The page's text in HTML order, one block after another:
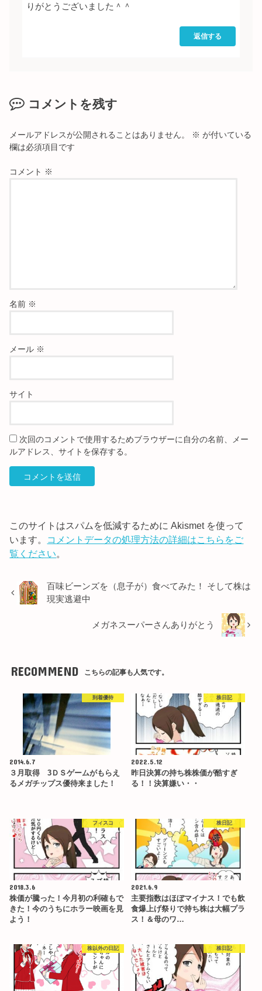
りがとうございました＾＾
返信する
コメントを残す
メールアドレスが公開されることはありません。 ※ が付いている
欄は必須項目です
コメント ※
名前 ※
メール ※
サイト
次回のコメントで使用するためブラウザーに自分の名前、メー
ルアドレス、サイトを保存する。
このサイトはスパムを低減するために Akismet を使って
います。 コメントデータの処理方法の詳細はこちらをご
覧ください。
百味ビーンズを（息子が）食べてみた！ そして株は
現実逃避中
メガネスーパーさんありがとう
RECOMMEND こちらの記事も人気です。
到着優待
2014.6.7
３月取得 3ＤＳゲームがもらえ
るメガチップス優待来ました！
株日記
2022.5.12
昨日決算の持ち株株価が酷すぎ
る！！決算嫌い・・
フィスコ
2018.3.6
株価が騰った！今月初の利確もで
きた！今のうちにホラー映画を見
よう！
株日記
2021.6.9
主要指数はほぼマイナス！でも飲
食爆上げ祭りで持ち株は大幅プラ
ス！＆母のワ…
株以外の日記 株日記